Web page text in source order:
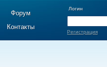
Форум
Контакты
Логин
Регистрация